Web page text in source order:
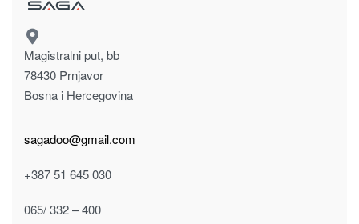
Magistralni put, bb
78430 Prnjavor
Bosna i Hercegovina
sagadoo@gmail.com
+387 51 645 030
065/ 332 – 400